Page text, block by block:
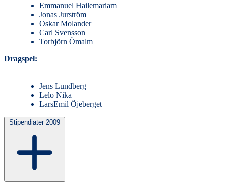
Emmanuel Hailemariam
Jonas Jurström
Oskar Molander
Carl Svensson
Torbjörn Ömalm
Dragspel:
Jens Lundberg
Lelo Nika
LarsEmil Öjeberget
Stipendiater 2009